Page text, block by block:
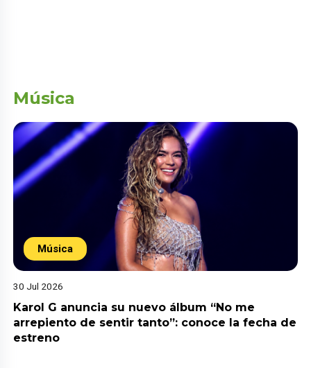
Música
Música
30 Jul 2026
Karol G anuncia su nuevo álbum “No me
arrepiento de sentir tanto”: conoce la fecha de
estreno